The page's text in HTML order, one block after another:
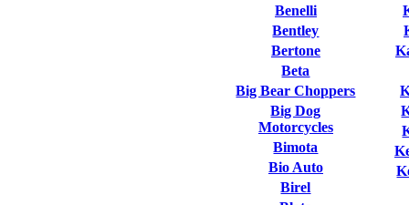
Benelli
Bentley
Bertone
Beta
Big Bear Choppers
Big Dog
Motorcycles
Bimota
Bio Auto
Birel